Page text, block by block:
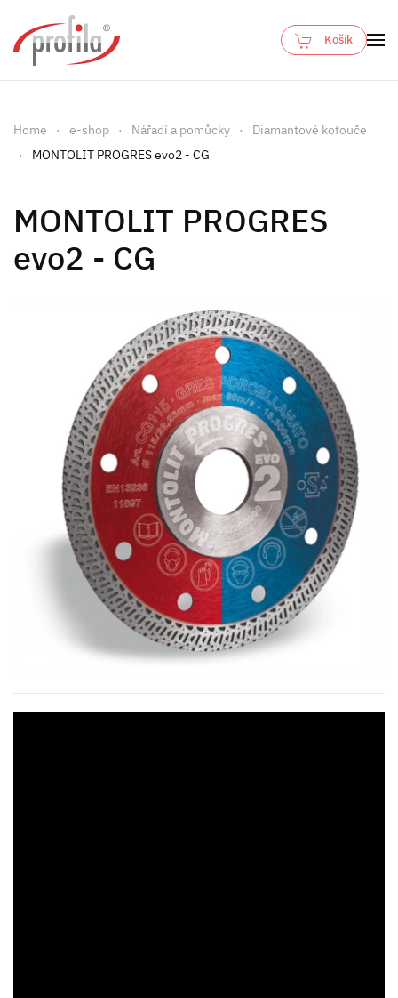
Skip to main content
Košík
Home e-shop Nářadí a pomůcky
Diamantové kotouče
MONTOLIT PROGRES evo2 - CG
MONTOLIT PROGRES
evo2 - CG